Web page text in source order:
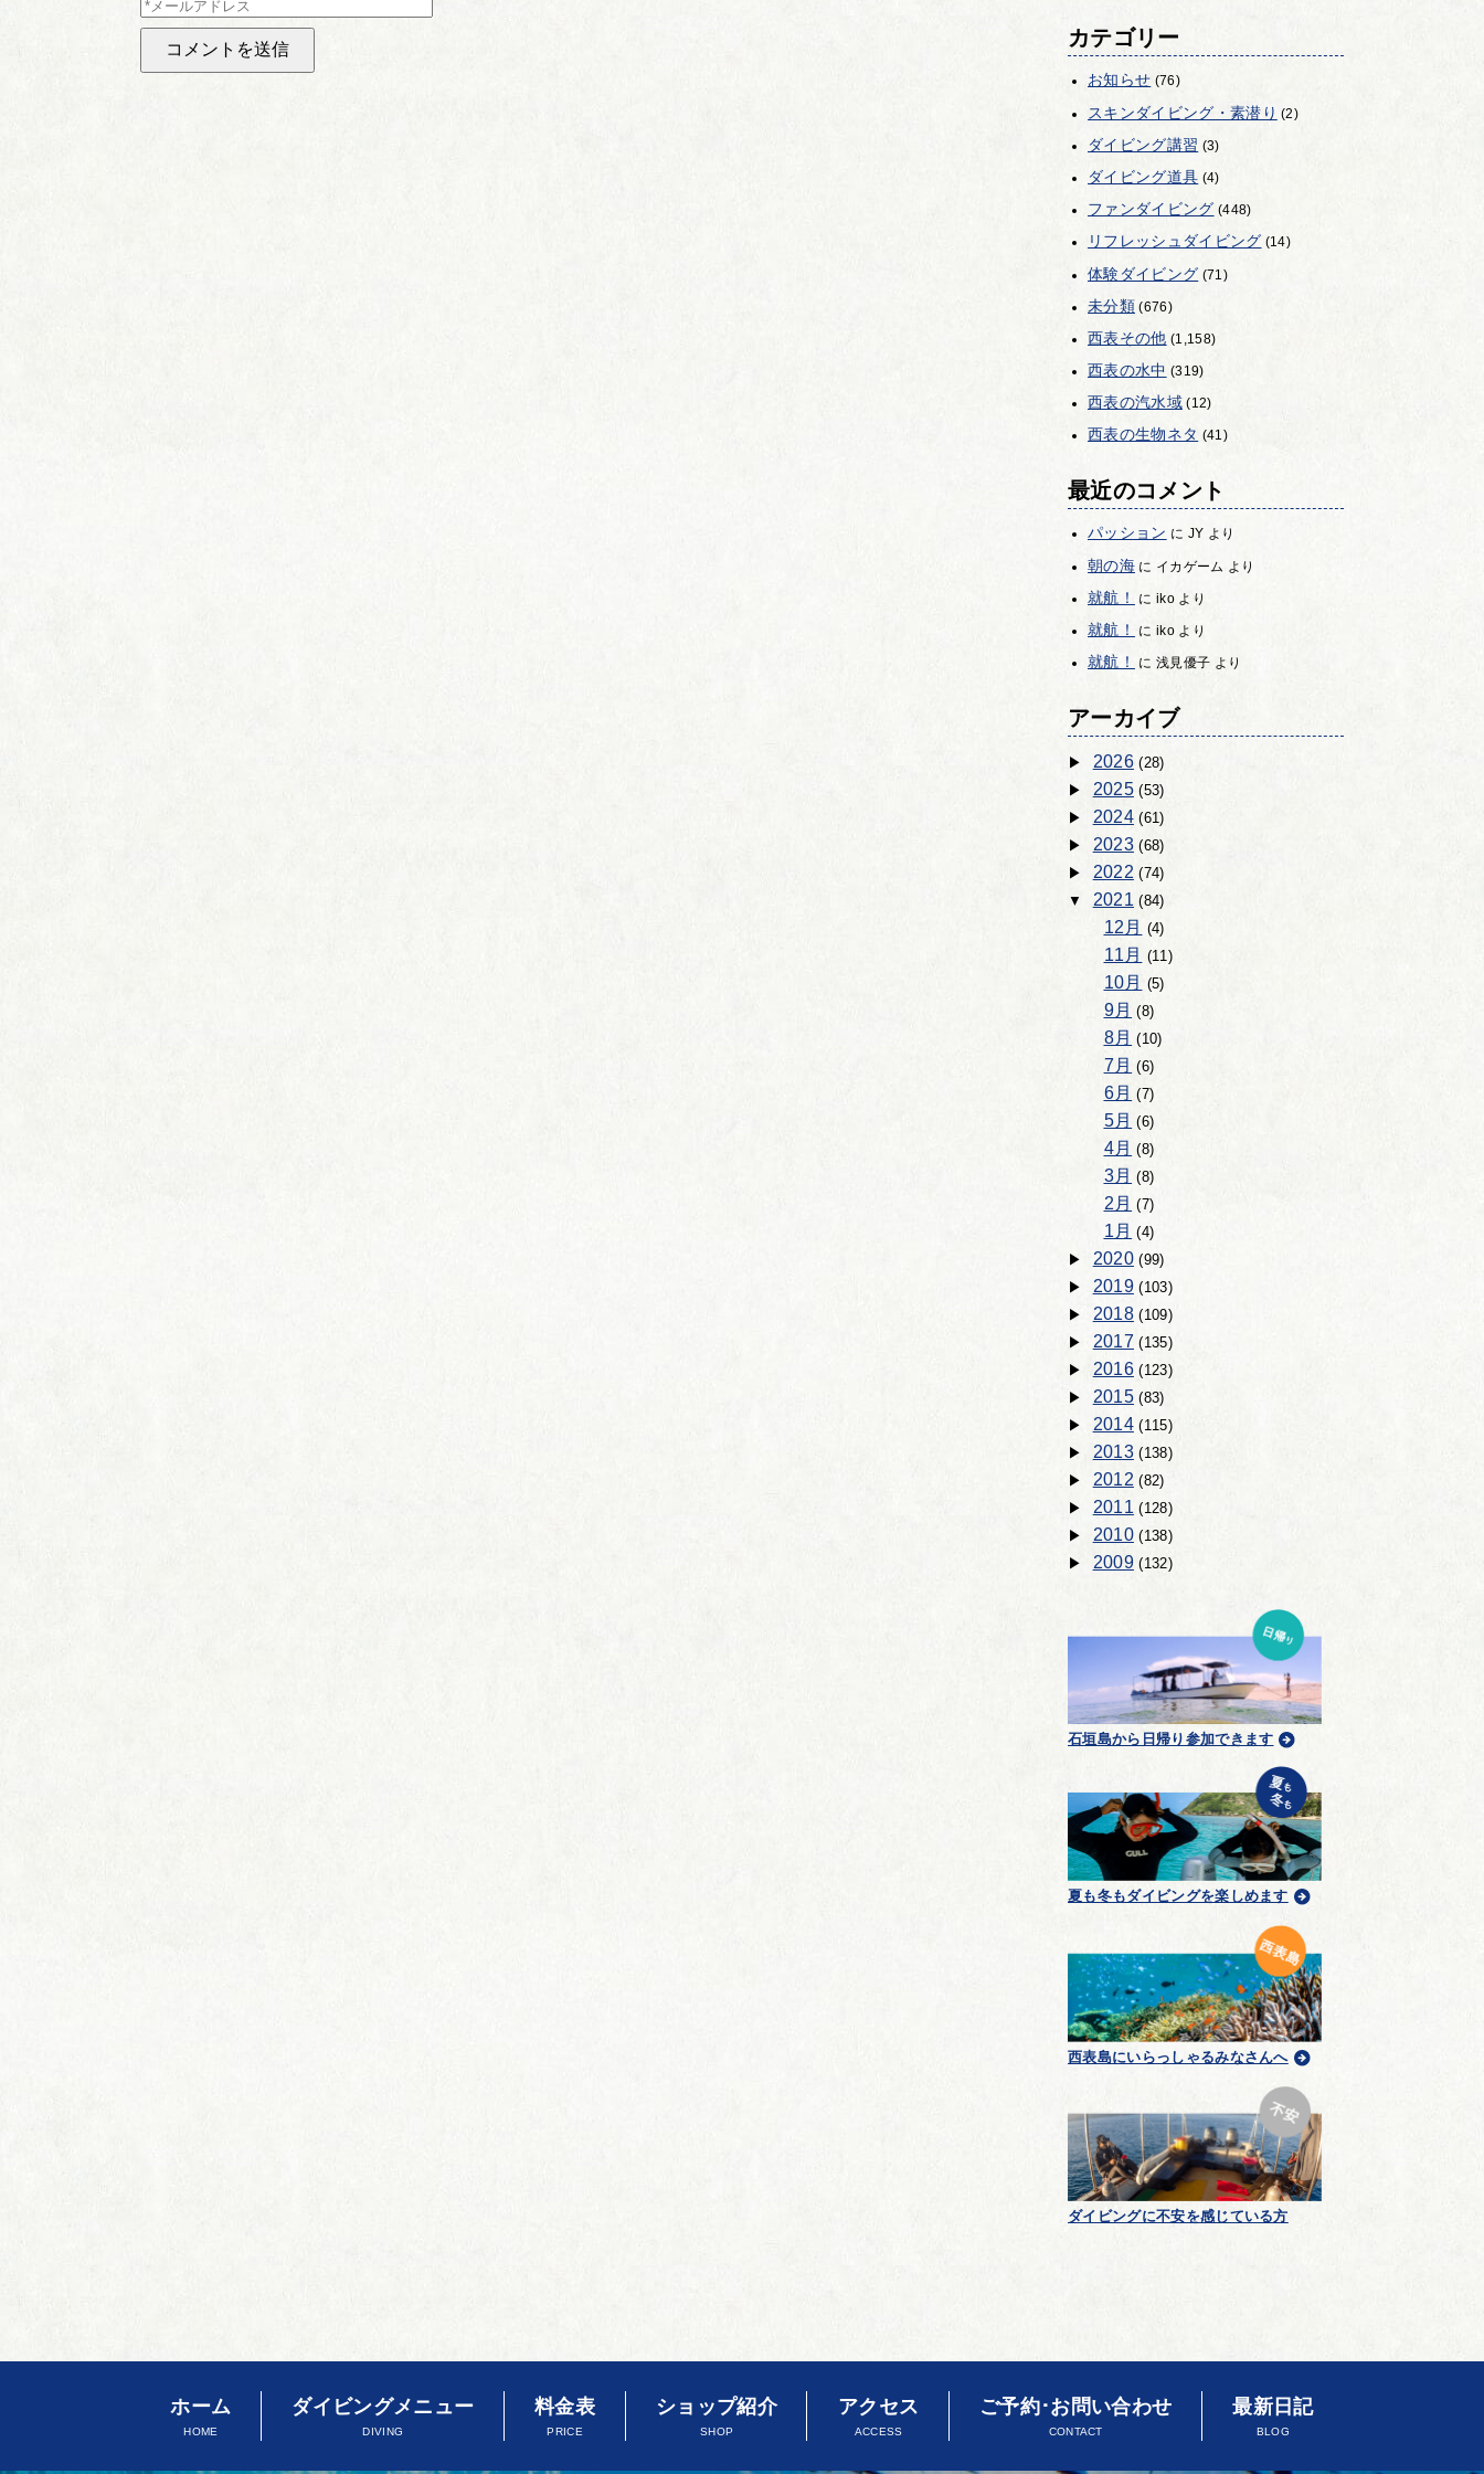
カテゴリー
お知らせ (76)
スキンダイビング・素潜り (2)
ダイビング講習 (3)
ダイビング道具 (4)
ファンダイビング (448)
リフレッシュダイビング (14)
体験ダイビング (71)
未分類(676)
西表その他 (1,158)
西表の水中 (319)
西表の汽水域(12)
西表の生物ネタ (41)
最近のコメント
パッション に JY より
朝の海に イカゲーム より
就航！ に ikoより
就航！ に ikoより
就航！ に 浅見優子 より
アーカイブ
2026(28)
2025(53)
2024(61)
2023(68)
2022(74)
2021(84)
12月 (4)
11月 (11)
10月 (5)
9月 (8)
8月 (10)
7月 (6)
6月 (7)
5月 (6)
4月 (8)
3月 (8)
2月 (7)
1月 (4)
2020(99)
2019(103)
2018(109)
2017 (135)
2016(123)
2015(83)
2014(115)
2013(138)
2012 (82)
2011(128)
2010(138)
2009(132)
石垣島から日帰り参加できます
夏も冬もダイビングを楽しめます
西表島にいらっしゃるみなさんへ
ダイビングに不安を感じている方
ホーム
HOME
ダイビングメニュー
DIVING
料金表
PRICE
ショップ紹介
SHOP
アクセス
ACCESS
ご予約･お問い合わせ
CONTACT
最新日記
BLOG